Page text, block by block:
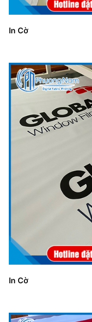
In Cờ
In Cờ